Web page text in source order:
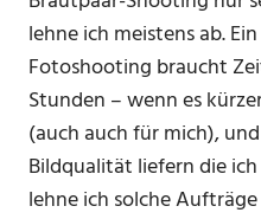
lehne ich meistens ab.
Fotoshooting braucht
Stunden – wenn es
(auch auch für mich),
Bildqualität liefern die
lehne ich solche